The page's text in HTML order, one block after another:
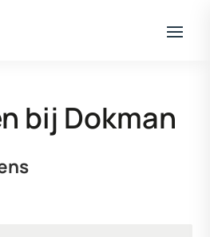
bij Dokman